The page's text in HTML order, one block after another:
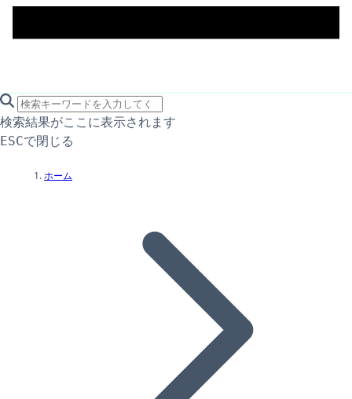
search icon
サイト内検索
検索結果がここに表示されます
ESCで閉じる
ホーム